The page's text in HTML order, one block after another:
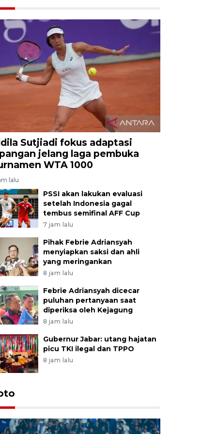
Sutjiadi fokus adaptasi
jelang laga pembuka
WTA 1000
lalu
PSSI akan lakukan evaluasi
setelah Indonesia gagal
tembus semifinal AFF Cup
7 jam lalu
Pihak Febrie Adriansyah
menyiapkan saksi dan ahli
yang meringankan
8 jam lalu
Febrie Adriansyah dicecar
puluhan pertanyaan saat
diperiksa oleh Kejagung
8 jam lalu
Gubernur Jabar: utang hajatan
picu TKI ilegal dan TPPO
8 jam lalu